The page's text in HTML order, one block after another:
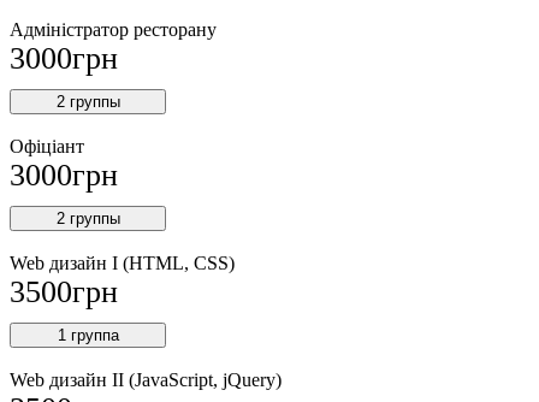
Адміністратор ресторану
3000грн
2 группы
Офіціант
3000грн
2 группы
Web дизайн I (HTML, CSS)
3500грн
1 группа
Web дизайн II (JavaScript, jQuery)